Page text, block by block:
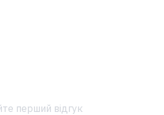
перший відгук